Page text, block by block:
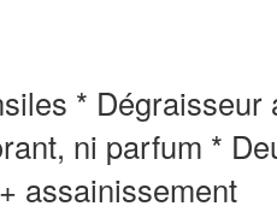
*
ni parfum *
assainissement